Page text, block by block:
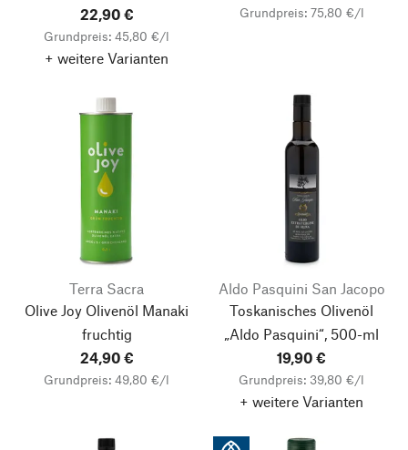
22,90 €
Grundpreis: 45,80 €/l
+ weitere Varianten
Grundpreis: 75,80 €/l
Terra Sacra
Olive Joy Olivenöl Manaki
fruchtig
24,90 €
Grundpreis: 49,80 €/l
Aldo Pasquini San Jacopo
Toskanisches Olivenöl
„Aldo Pasquini“, 500-ml
19,90 €
Grundpreis: 39,80 €/l
+ weitere Varianten